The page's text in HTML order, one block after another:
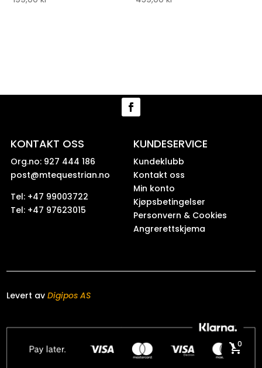
shopping_cart
0
KONTAKT OSS
Org.no: 927 444 186
post@mtequestrian.no
Tel: +47 99003722
Tel: +47 97623015
KUNDESERVICE
Kundeklubb
Kontakt oss
Min konto
Kjøpsbetingelser
Personvern & Cookies
Angrerettskjema
Levert avDigipos AS